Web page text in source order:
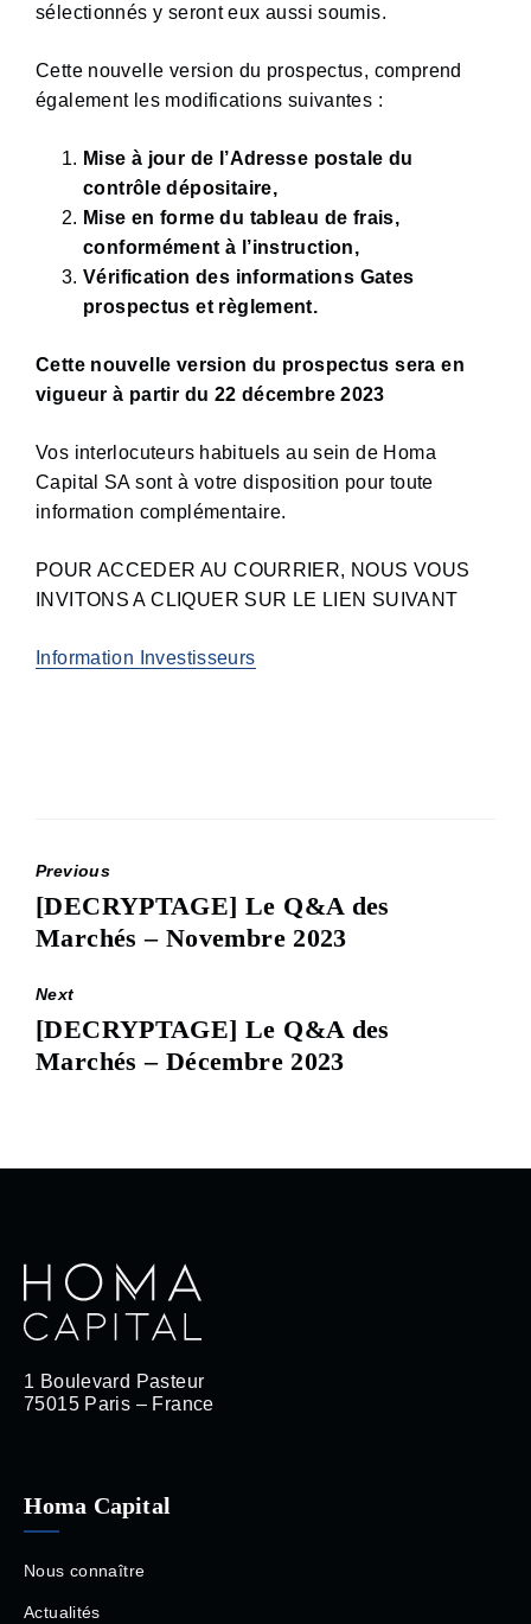
sélectionnés y seront eux aussi soumis.
Cette nouvelle version du prospectus, comprend
également les modifications suivantes :
Mise à jour de l’Adresse postale du
contrôle dépositaire,
Mise en forme du tableau de frais,
conformément à l’instruction,
Vérification des informations Gates
prospectus et règlement.
Cette nouvelle version du prospectus sera en
vigueur à partir du 22 décembre 2023
Vos interlocuteurs habituels au sein de Homa
Capital SA sont à votre disposition pour toute
information complémentaire.
POUR ACCEDER AU COURRIER, NOUS VOUS
INVITONS A CLIQUER SUR LE LIEN SUIVANT
Information Investisseurs
Previous
Previous
post:
[DECRYPTAGE] Le Q&A des
Marchés – Novembre 2023
Next
Next
post:
[DECRYPTAGE] Le Q&A des
Marchés – Décembre 2023
1 Boulevard Pasteur
75015 Paris – France
Homa Capital
Nous connaître
Actualités